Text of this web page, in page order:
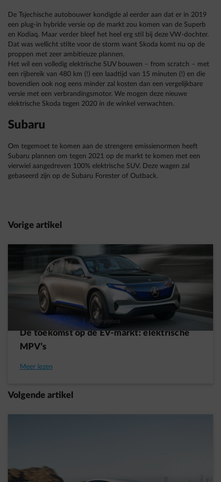
De Tsjechische autobouwer kondigde al eerder aan dat er in 2019
een plug-in hybride versie op de markt zou komen van de Superb
en Kodiaq. Maar verder bleef het heel erg stil bij deze VW-dochter.
Dat was wellicht stilte voor de storm want Skoda komt nu op de
proppen met zeer ambitieuze plannen.
Het wil een volledig elektrische SUV bouwen – from scratch – met
een rijbereik van 480 km (!) een laadtijd van 15 minuten (!) en die
bovendien ook nog eens minder zal kosten dan een vergelijkbare
versie met een verbrandingsmotor. We mogen deze nieuwe
elektrische Skoda tegen 2020 in de winkel verwachten.
Subaru
Om tegemoet te komen aan de strengere emissienormen heeft
Subaru plannen om tegen 2021 op de markt te komen met een
vierwiel aangedreven 100% elektrische SUV. Deze wagen zal
gebaseerd zijn op de Subaru Forester of Outback.
Vorige artikel
1 min. Anonymous
De toekomst op de EV-markt: elektrische
MPV’s
Meer lezen
Volgende artikel